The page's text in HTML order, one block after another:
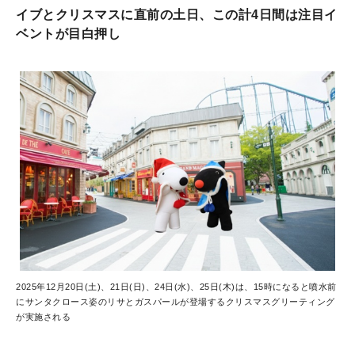
イブとクリスマスに直前の土日、この計4日間は注目イ
ベントが目白押し
2025年12月20日(土)、21日(日)、24日(水)、25日(木)は、15時になると噴水前
にサンタクロース姿のリサとガスパールが登場するクリスマスグリーティング
が実施される